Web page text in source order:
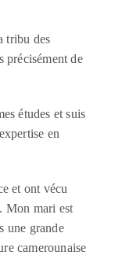
tribu des
précisément de
études et suis
en
et ont vécu
Mon mari est
une grande
camerounaise